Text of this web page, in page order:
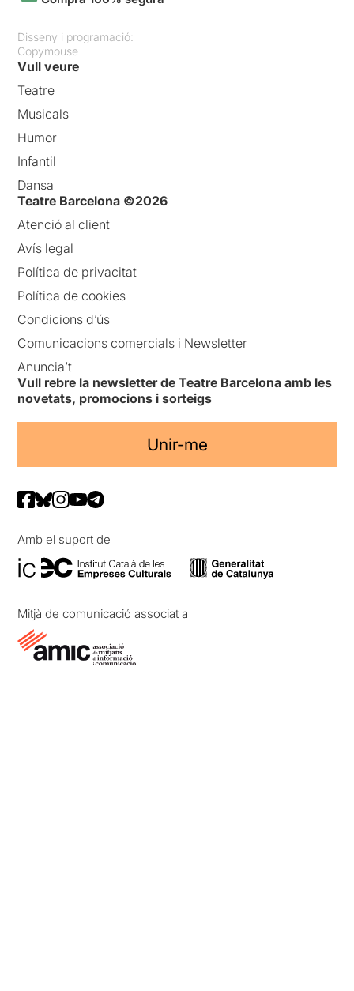
Disseny i programació:
Copymouse
Vull veure
Teatre
Musicals
Humor
Infantil
Dansa
Teatre Barcelona ©2026
Atenció al client
Avís legal
Política de privacitat
Política de cookies
Condicions d’ús
Comunicacions comercials i Newsletter
Anuncia’t
Vull rebre la newsletter de Teatre Barcelona amb les
novetats, promocions i sorteigs
Unir-me
Amb el suport de
Mitjà de comunicació associat a